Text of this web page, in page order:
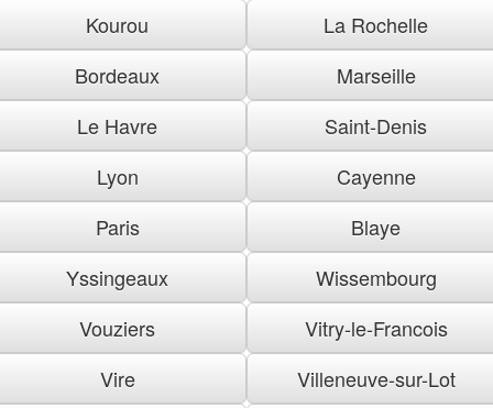
Kourou
La Rochelle
Bordeaux
Marseille
Le Havre
Saint-Denis
Lyon
Cayenne
Paris
Blaye
Yssingeaux
Wissembourg
Vouziers
Vitry-le-Francois
Vire
Villeneuve-sur-Lot